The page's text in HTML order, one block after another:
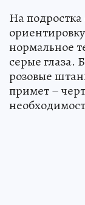
На
нормальное
серые глаза.
розовые
примет –